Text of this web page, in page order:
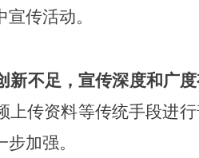
传活动。
新不足，宣传深度和广度
上传资料等传统手段进
加强。